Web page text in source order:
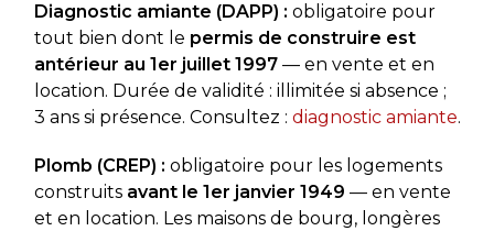
Diagnostic amiante (DAPP) : obligatoire pour
tout bien dont le permis de construire est
antérieur au 1er juillet 1997— en vente et en
location. Durée de validité : illimitée si absence ;
3 ans si présence. Consultez : diagnostic amiante.
Plomb (CREP) : obligatoire pour les logements
construits avant le 1er janvier 1949 — en vente
et en location. Les maisons de bourg, longères